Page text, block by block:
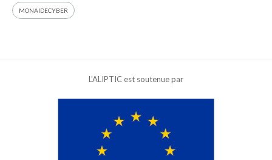
MONAIDECYBER
L'ALIPTIC est soutenue par